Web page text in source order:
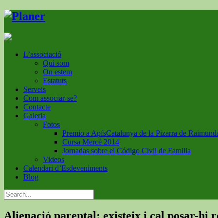
L’associació
Qui som
On estem
Estatuts
Serveis
Com associar-se?
Contacte
Galeria
Fotos
Premio a ApfsCatalunya de la Pizarra de
Cursa Mercé 2014
Jornadas sobre el Código Civil de Familia
Videos
Calendari d’Esdeveniments
Blog
Alienació parental: existeix i cal posar-hi